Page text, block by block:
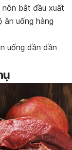
bắt đầu xuất
ăn uống hàng
uống dần dần